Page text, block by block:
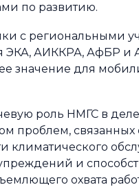
по развитию.
с региональными
АИККРА, АфБР и
для
роль НМГС в
проблем,
и
охвата